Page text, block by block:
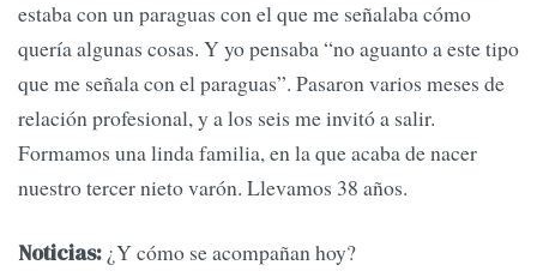
estaba con un paraguas con el que me señalaba cómo
quería algunas cosas. Y yo pensaba “no aguanto a este tipo
que me señala con el paraguas”. Pasaron varios meses de
relación profesional, y a los seis me invitó a salir.
Formamos una linda familia, en la que acaba de nacer
nuestro tercer nieto varón. Llevamos 38 años.
Noticias: ¿Y cómo se acompañan hoy?